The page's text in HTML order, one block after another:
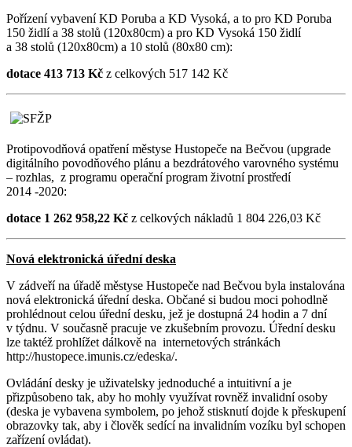
Pořízení vybavení KD Poruba a KD Vysoká, a to pro KD Poruba
150 židlí a 38 stolů (120x80cm) a pro KD Vysoká 150 židlí
a 38 stolů (120x80cm) a 10 stolů (80x80 cm):
dotace 413 713 Kč z celkových 517 142 Kč
Protipovodňová opatření městyse Hustopeče na Bečvou (upgrade
digitálního povodňového plánu a bezdrátového varovného systému
– rozhlas, z programu operační program životní prostředí
2014 -2020:
dotace 1 262 958,22 Kč z celkových nákladů 1 804 226,03 Kč
Nová elektronická úřední deska
V zádveří na úřadě městyse Hustopeče nad Bečvou byla instalována
nová elektronická úřední deska. Občané si budou moci pohodlně
prohlédnout celou úřední desku, jež je dostupná 24 hodin a 7 dní
v týdnu. V současně pracuje ve zkušebním provozu. Úřední desku
lze taktéž prohlížet dálkově na internetových stránkách
http://hustopece.imunis.cz/edeska/.
Ovládání desky je uživatelsky jednoduché a intuitivní a je
přizpůsobeno tak, aby ho mohly využívat rovněž invalidní osoby
(deska je vybavena symbolem, po jehož stisknutí dojde k přeskupení
obrazovky tak, aby i člověk sedící na invalidním vozíku byl schopen
zařízení ovládat).